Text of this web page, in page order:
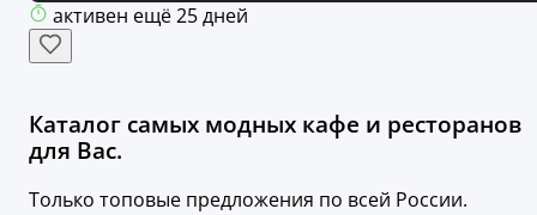
активен ещё 25 дней
Каталог самых модных кафе и ресторанов
для Вас.
Только топовые предложения по всей России.